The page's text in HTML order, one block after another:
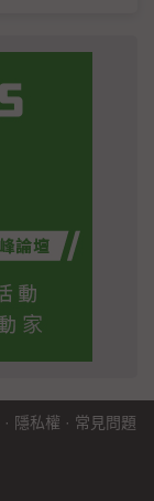
· 隱私權 · 常見問題